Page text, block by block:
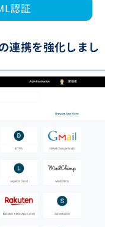
認証
連携を強化しまし